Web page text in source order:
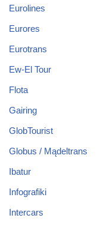
Eurolines
Eurores
Eurotrans
Ew-El Tour
Flota
Gairing
GlobTourist
Globus / Mądeltrans
Ibatur
Infografiki
Intercars